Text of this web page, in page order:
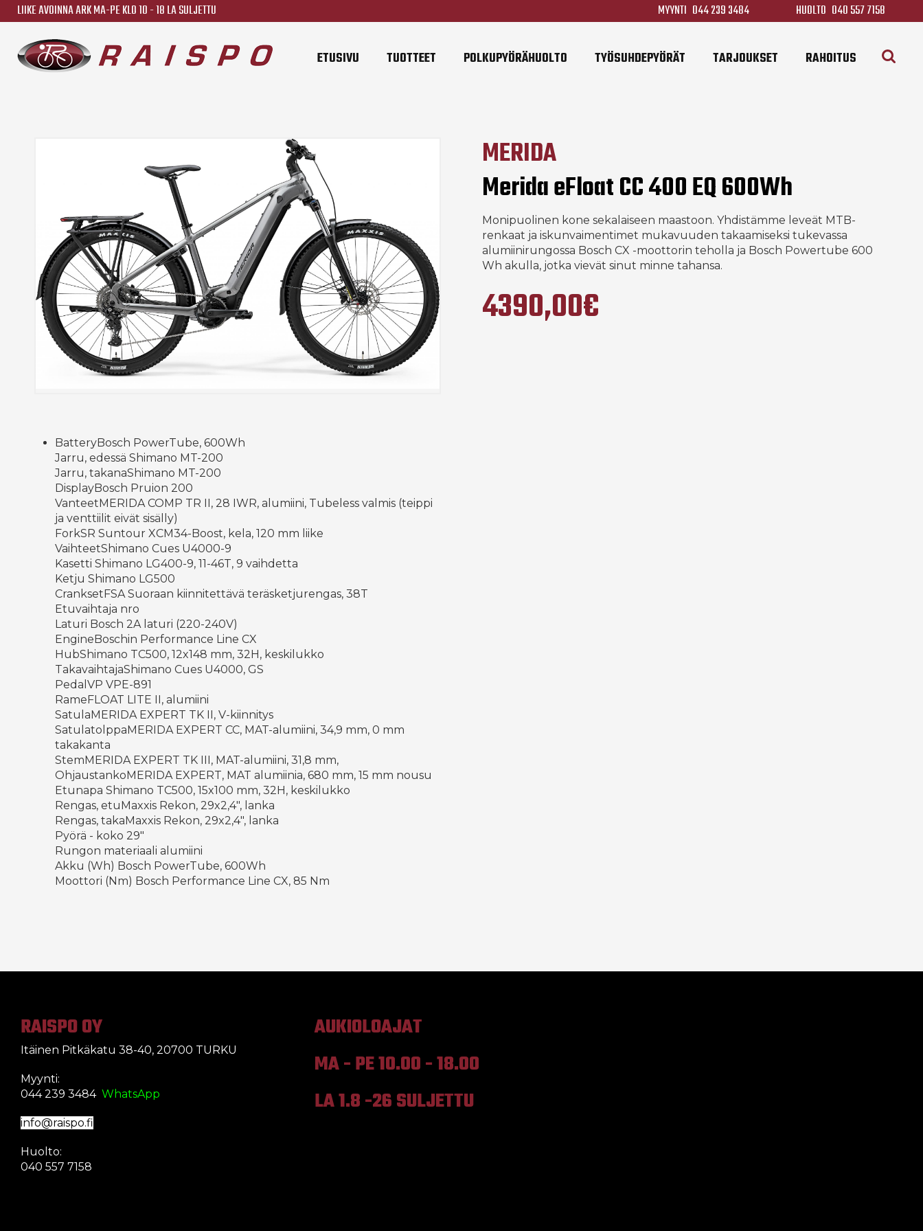
LIIKE AVOINNA ARK MA-PE KLO 10 - 18 LA SULJETTU MYYNTI 044 239 3484 HUOLTO 040 557 7158
ETUSIVU TUOTTEET POLKUPYÖRÄHUOLTO TYÖSUHDEPYÖRÄT TARJOUKSET RAHOITUS
MERIDA
Merida eFloat CC 400 EQ 600Wh
Monipuolinen kone sekalaiseen maastoon. Yhdistämme leveät MTB-
renkaat ja iskunvaimentimet mukavuuden takaamiseksi tukevassa
alumiinirungossa Bosch CX -moottorin teholla ja Bosch Powertube 600
Wh akulla, jotka vievät sinut minne tahansa.
4390,00€
BatteryBosch PowerTube, 600Wh
Jarru, edessä Shimano MT-200
Jarru, takanaShimano MT-200
DisplayBosch Pruion 200
VanteetMERIDA COMP TR II, 28 IWR, alumiini, Tubeless valmis (teippi
ja venttiilit eivät sisälly)
ForkSR Suntour XCM34-Boost, kela, 120 mm liike
VaihteetShimano Cues U4000-9
Kasetti Shimano LG400-9, 11-46T, 9 vaihdetta
Ketju Shimano LG500
CranksetFSA Suoraan kiinnitettävä teräsketjurengas, 38T
Etuvaihtaja nro
Laturi Bosch 2A laturi (220-240V)
EngineBoschin Performance Line CX
HubShimano TC500, 12x148 mm, 32H, keskilukko
TakavaihtajaShimano Cues U4000, GS
PedalVP VPE-891
RameFLOAT LITE II, alumiini
SatulaMERIDA EXPERT TK II, V-kiinnitys
SatulatolppaMERIDA EXPERT CC, MAT-alumiini, 34,9 mm, 0 mm
takakanta
StemMERIDA EXPERT TK III, MAT-alumiini, 31,8 mm,
OhjaustankoMERIDA EXPERT, MAT alumiinia, 680 mm, 15 mm nousu
Etunapa Shimano TC500, 15x100 mm, 32H, keskilukko
Rengas, etuMaxxis Rekon, 29x2,4", lanka
Rengas, takaMaxxis Rekon, 29x2,4", lanka
Pyörä - koko 29"
Rungon materiaali alumiini
Akku (Wh) Bosch PowerTube, 600Wh
Moottori (Nm) Bosch Performance Line CX, 85 Nm
RAISPO OY
Itäinen Pitkäkatu 38-40, 20700 TURKU
Myynti:
044 239 3484 WhatsApp
info@raispo.fi
Huolto:
040 557 7158
AUKIOLOAJAT
MA - PE 10.00 - 18.00
LA 1.8 -26 SULJETTU